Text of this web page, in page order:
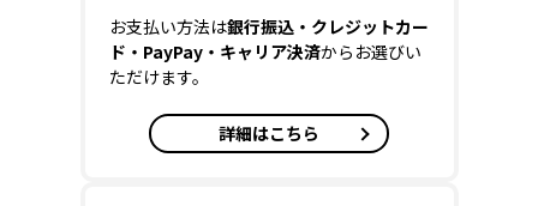
お支払い方法は銀行振込・クレジットカー
ド・PayPay・キャリア決済からお選びい
ただけます。
詳細はこちら